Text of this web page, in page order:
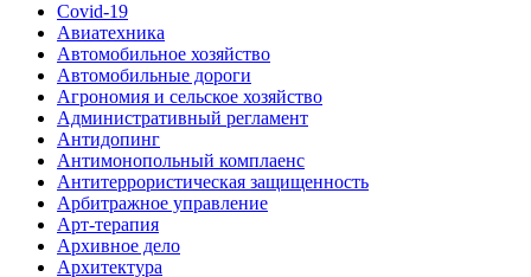
Covid-19
Авиатехника
Автомобильное хозяйство
Автомобильные дороги
Агрономия и сельское хозяйство
Административный регламент
Антидопинг
Антимонопольный комплаенс
Антитеррористическая защищенность
Арбитражное управление
Арт-терапия
Архивное дело
Архитектура